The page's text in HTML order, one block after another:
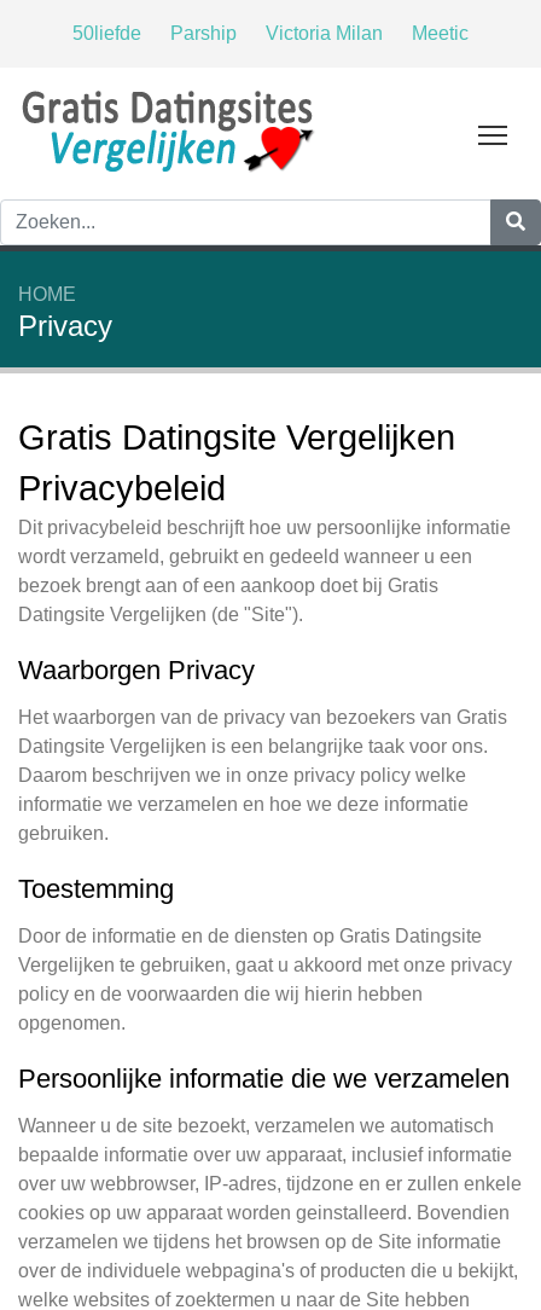
50liefde Parship Victoria Milan Meetic
HOME
Privacy
Gratis Datingsite Vergelijken
Privacybeleid
Dit privacybeleid beschrijft hoe uw persoonlijke informatie
wordt verzameld, gebruikt en gedeeld wanneer u een
bezoek brengt aan of een aankoop doet bij Gratis
Datingsite Vergelijken (de "Site").
Waarborgen Privacy
Het waarborgen van de privacy van bezoekers van Gratis
Datingsite Vergelijken is een belangrijke taak voor ons.
Daarom beschrijven we in onze privacy policy welke
informatie we verzamelen en hoe we deze informatie
gebruiken.
Toestemming
Door de informatie en de diensten op Gratis Datingsite
Vergelijken te gebruiken, gaat u akkoord met onze privacy
policy en de voorwaarden die wij hierin hebben
opgenomen.
Persoonlijke informatie die we verzamelen
Wanneer u de site bezoekt, verzamelen we automatisch
bepaalde informatie over uw apparaat, inclusief informatie
over uw webbrowser, IP-adres, tijdzone en er zullen enkele
cookies op uw apparaat worden geinstalleerd. Bovendien
verzamelen we tijdens het browsen op de Site informatie
over de individuele webpagina's of producten die u bekijkt,
welke websites of zoektermen u naar de Site hebben